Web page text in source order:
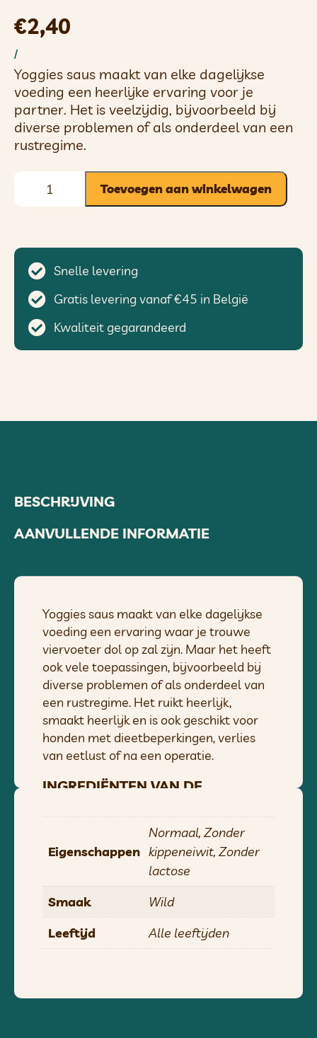
€2,40
/
Yoggies saus maakt van elke dagelijkse
voeding een heerlijke ervaring voor je
partner. Het is veelzijdig, bijvoorbeeld bij
diverse problemen of als onderdeel van een
rustregime.
Toevoegen aan winkelwagen
Snelle levering
Gratis levering vanaf €45 in België
Kwaliteit gegarandeerd
BESCHRIJVING
AANVULLENDE INFORMATIE
Yoggies saus maakt van elke dagelijkse
voeding een ervaring waar je trouwe
viervoeter dol op zal zijn. Maar het heeft
ook vele toepassingen, bijvoorbeeld bij
diverse problemen of als onderdeel van
een rustregime. Het ruikt heerlijk,
smaakt heerlijk en is ook geschikt voor
honden met dieetbeperkingen, verlies
van eetlust of na een operatie.
INGREDIËNTEN VAN DE
CHEMICALIËN
We bereiden de saus in onze keuken met
zorgvuldig geselecteerd vlees en andere
ingrediënten van boerderijen. We
gebruiken geen chemicaliën,
conserveermiddelen of
verdikkingsmiddelen (zoals guargom),
alles is natuurlijk en van hoge kwaliteit,
Eigenschappen
Normaal, Zonder
kippeneiwit, Zonder
lactose
Smaak
Wild
Leeftijd
Alle leeftijden